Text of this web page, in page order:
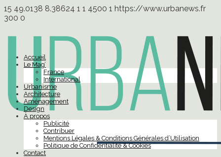
15 49.0138 8.38624 1 1 4500 1 https://www.urbanews.fr
300 0
Accueil
Le Mag’
France
International
Urbanisme
Architecture
Aménagement
Design
À propos
Publicité
Contribuer
Mentions Légales & Conditions Générales d’Utilisation
Politique de Confidentialité & Cookies
Contact